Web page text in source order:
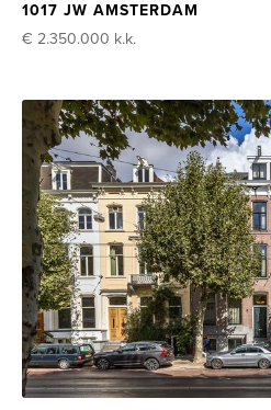
1017 JW AMSTERDAM
€ 2.350.000 k.k.